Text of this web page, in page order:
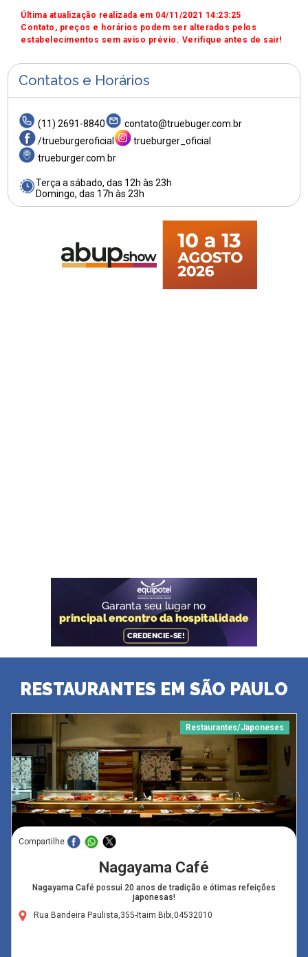
Última atualização realizada em 04/11/2021 14:23:25
Contato, preços e horários podem ser alterados pelos
estabelecimentos sem aviso prévio. Verifique antes de sair!
Contatos e Horários
(11) 2691-8840
contato@truebuger.com.br
/trueburgeroficial
trueburger_oficial
trueburger.com.br
Terça a sábado, das 12h às 23h
Domingo, das 17h às 23h
RESTAURANTES EM SÃO PAULO
Restaurantes/Japoneses
Compartilhe
Nagayama Café
Nagayama Café possui 20 anos de tradição e ótimas refeições
japonesas!
Rua Bandeira Paulista,355-Itaim Bibi,04532010